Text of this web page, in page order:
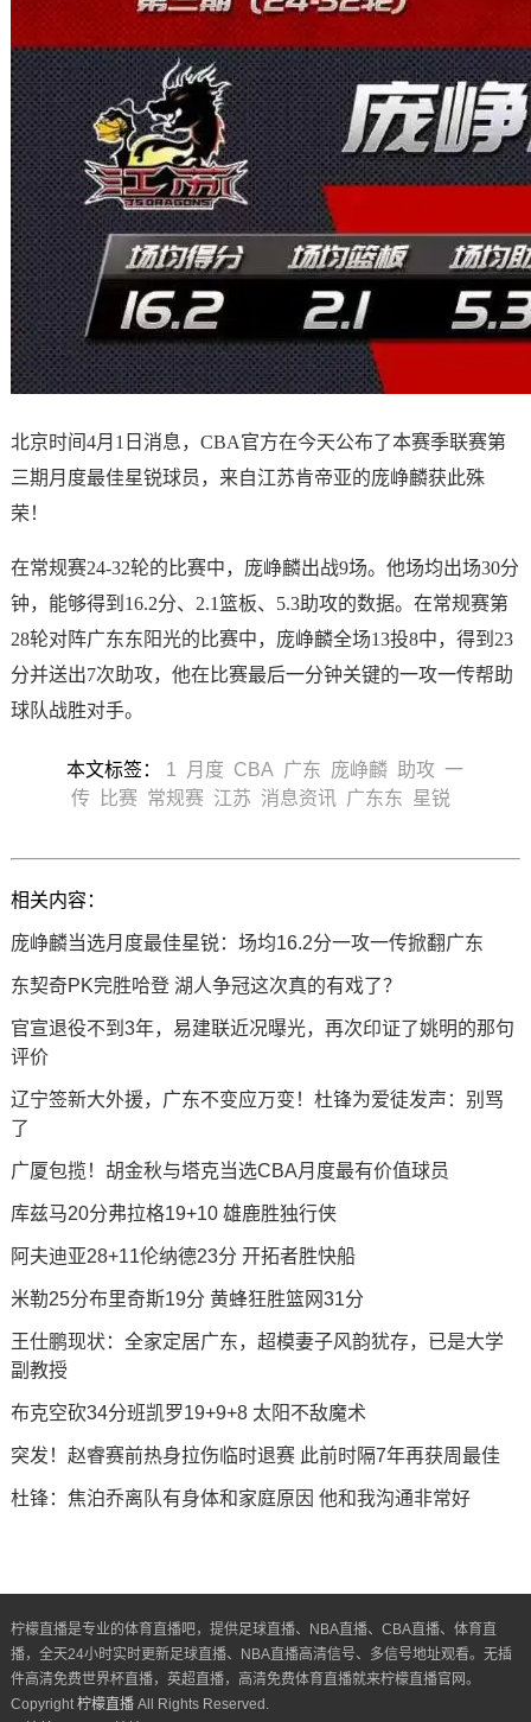
北京时间4月1日消息，CBA官方在今天公布了本赛季联赛第
三期月度最佳星锐球员，来自江苏肯帝亚的庞峥麟获此殊
荣！
在常规赛24-32轮的比赛中，庞峥麟出战9场。他场均出场30分
钟，能够得到16.2分、2.1篮板、5.3助攻的数据。在常规赛第
28轮对阵广东东阳光的比赛中，庞峥麟全场13投8中，得到23
分并送出7次助攻，他在比赛最后一分钟关键的一攻一传帮助
球队战胜对手。
本文标签： 1 月度 CBA 广东 庞峥麟 助攻一
传
比赛 常规赛 江苏 消息资讯 广东东 星锐
相关内容：
庞峥麟当选月度最佳星锐：场均16.2分一攻一传掀翻广东
东契奇PK完胜哈登 湖人争冠这次真的有戏了？
官宣退役不到3年，易建联近况曝光，再次印证了姚明的那句
评价
辽宁签新大外援，广东不变应万变！杜锋为爱徒发声：别骂
了
广厦包揽！胡金秋与塔克当选CBA月度最有价值球员
库兹马20分弗拉格19+10 雄鹿胜独行侠
阿夫迪亚28+11伦纳德23分 开拓者胜快船
米勒25分布里奇斯19分 黄蜂狂胜篮网31分
王仕鹏现状：全家定居广东，超模妻子风韵犹存，已是大学
副教授
布克空砍34分班凯罗19+9+8 太阳不敌魔术
突发！赵睿赛前热身拉伤临时退赛 此前时隔7年再获周最佳
杜锋：焦泊乔离队有身体和家庭原因 他和我沟通非常好
柠檬直播是专业的体育直播吧，提供足球直播、NBA直播、CBA直播、体育直
播，全天24小时实时更新足球直播、NBA直播高清信号、多信号地址观看。无插
件高清免费世界杯直播，英超直播，高清免费体育直播就来柠檬直播官网。
Copyright柠檬直播All Rights Reserved.